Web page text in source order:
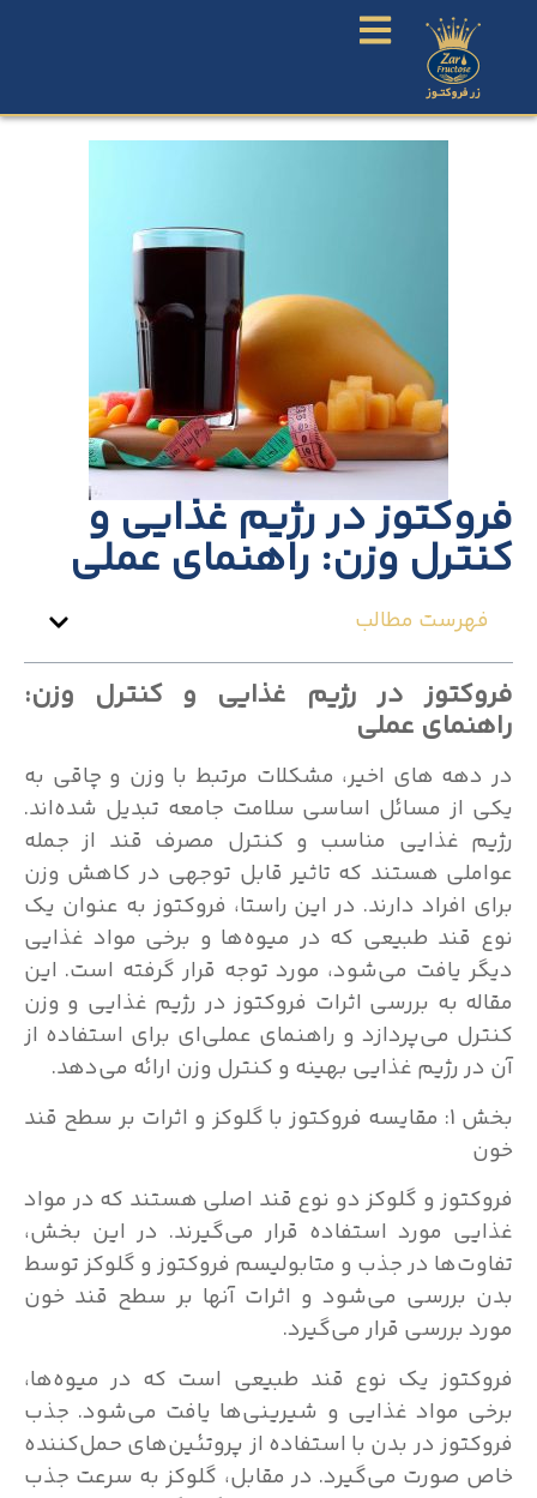
فروکتوز در رژیم غذایی و
کنترل وزن: راهنمای عملی
فهرست مطالب
فروکتوز در رژیم غذایی و کنترل وزن:
راهنمای عملی
در دهه های اخیر، مشکلات مرتبط با وزن و چاقی به
یکی از مسائل اساسی سلامت جامعه تبدیل شده‌اند.
رژیم غذایی مناسب و کنترل مصرف قند از جمله
عواملی هستند که تاثیر قابل توجهی در کاهش وزن
برای افراد دارند. در این راستا، فروکتوز به عنوان یک
نوع قند طبیعی که در میوه‌ها و برخی مواد غذایی
دیگر یافت می‌شود، مورد توجه قرار گرفته است. این
مقاله به بررسی اثرات فروکتوز در رژیم غذایی و وزن
کنترل می‌پردازد و راهنمای عملی‌ای برای استفاده از
آن در رژیم غذایی بهینه و کنترل وزن ارائه می‌دهد.
بخش 1: مقایسه فروکتوز با گلوکز و اثرات بر سطح قند
خون
فروکتوز و گلوکز دو نوع قند اصلی هستند که در مواد
غذایی مورد استفاده قرار می‌گیرند. در این بخش،
تفاوت‌ها در جذب و متابولیسم فروکتوز و گلوکز توسط
بدن بررسی می‌شود و اثرات آنها بر سطح قند خون
مورد بررسی قرار می‌گیرد.
فروکتوز یک نوع قند طبیعی است که در میوه‌ها،
برخی مواد غذایی و شیرینی‌ها یافت می‌شود. جذب
فروکتوز در بدن با استفاده از پروتئین‌های حمل‌کننده
خاص صورت می‌گیرد. در مقابل، گلوکز به سرعت جذب